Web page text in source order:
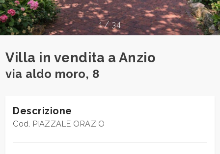
1 / 34
Villa in vendita a Anzio
via aldo moro, 8
Descrizione
Cod. PIAZZALE ORAZIO
CONTATTI
Comune
Tipologia
-